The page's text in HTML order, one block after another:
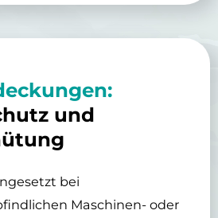
und
bei
Maschinen- oder